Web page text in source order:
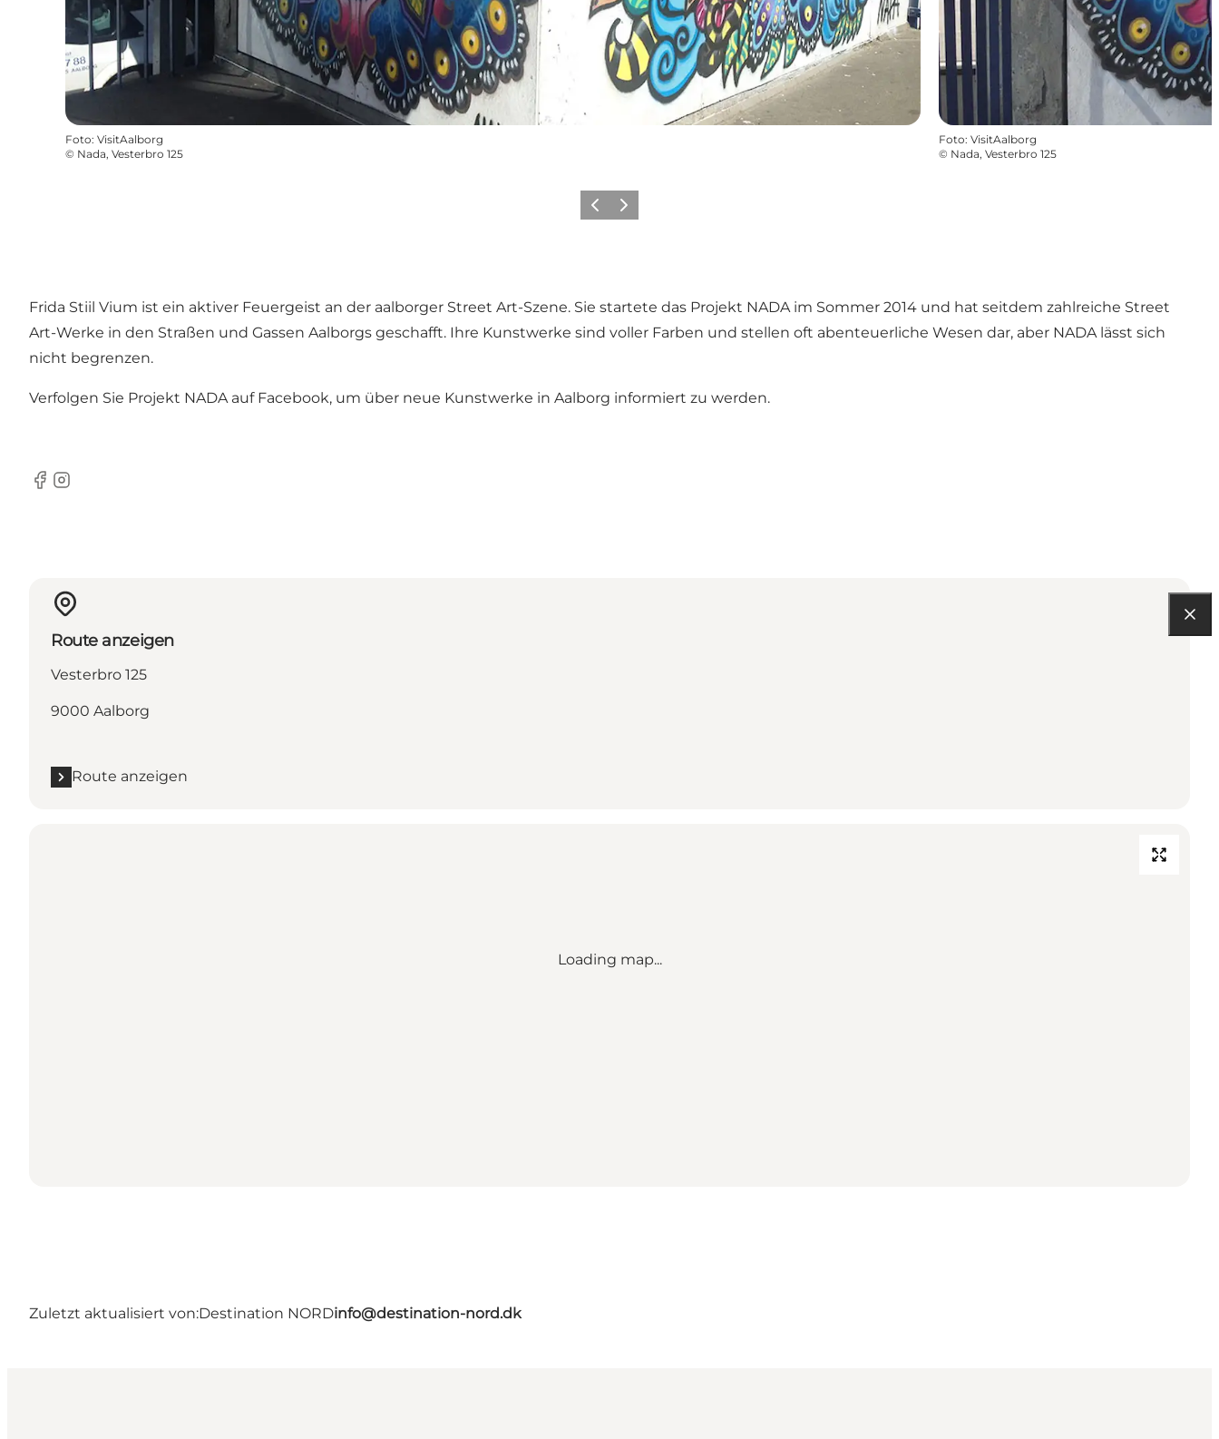
Foto: VisitAalborg
© Nada, Vesterbro 125
Foto: VisitAalborg
© Nada, Vesterbro 125
ZurückWeiter
Frida Stiil Vium ist ein aktiver Feuergeist an der aalborger Street Art-Szene. Sie startete das Projekt NADA im Sommer 2014 und hat seitdem zahlreiche Street
Art-Werke in den Straßen und Gassen Aalborgs geschafft. Ihre Kunstwerke sind voller Farben und stellen oft abenteuerliche Wesen dar, aber NADA lässt sich
nicht begrenzen.
Verfolgen Sie Projekt NADA auf Facebook, um über neue Kunstwerke in Aalborg informiert zu werden.
Facebook
Instagram
Route anzeigen
Vesterbro 125
9000 Aalborg
Route anzeigen
Loading map...
Zuletzt aktualisiert von:Destination NORDinfo@destination-nord.dk